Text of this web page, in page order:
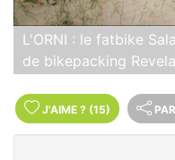
L'ORNI : le fatbike
de bikepacking
J'AIME ? (15)